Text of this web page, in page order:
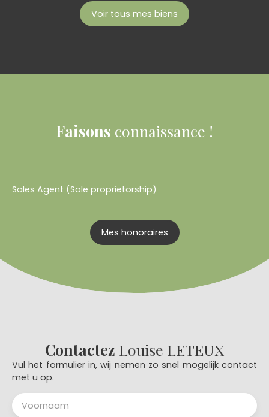
Voir tous mes biens
Faisons connaissance !
Sales Agent (Sole proprietorship)
Mes honoraires
Contactez Louise LETEUX
Vul het formulier in, wij nemen zo snel mogelijk contact
met u op.
Voornaam